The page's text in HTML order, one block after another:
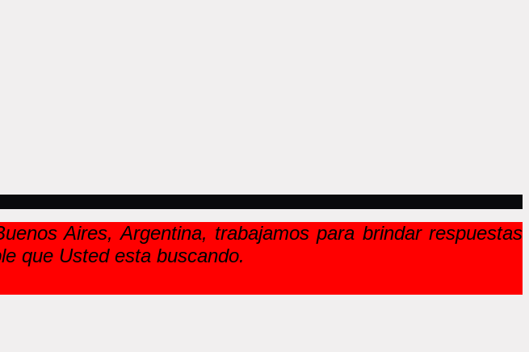
Aires, Argentina, trabajamos para brindar respuestas
que Usted esta buscando.